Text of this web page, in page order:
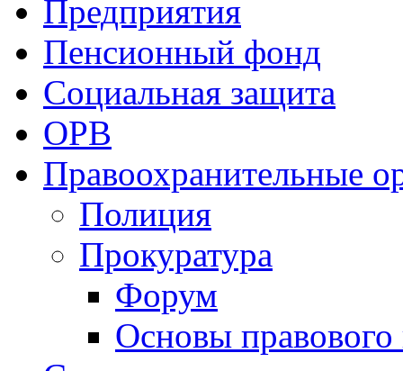
Предприятия
Пенсионный фонд
Социальная защита
ОРВ
Правоохранительные
Полиция
Прокуратура
Форум
Основы